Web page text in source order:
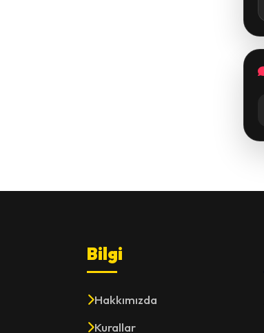
Bilgi
Hakkımızda
Kurallar